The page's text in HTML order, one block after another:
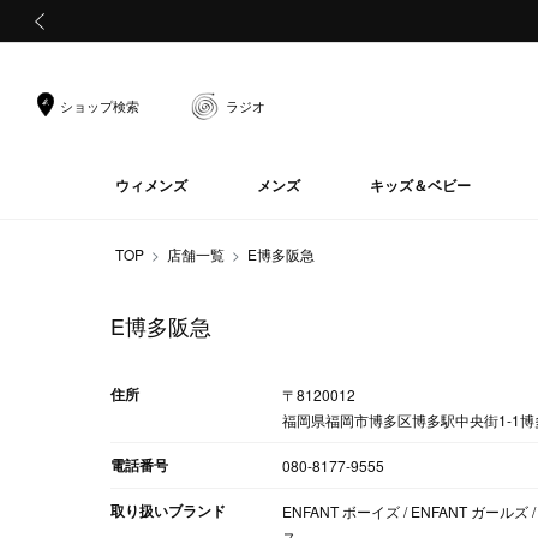
ショップ検索 ラジオ
ウィメンズ メンズ キッズ＆ベビー
TOP 店舗一覧 E博多阪急
E博多阪急
住所
〒8120012
福岡県福岡市博多区博多駅中央街1-1
電話番号 080-8177-9555
取り扱いブランド
ENFANT ボーイズ / ENFANT ガールズ